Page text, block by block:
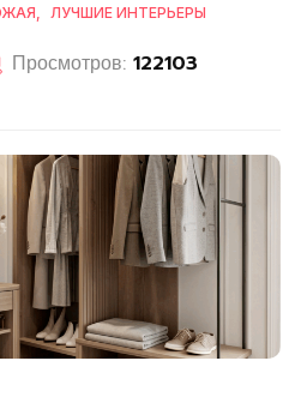
ЛУЧШИЕ ИНТЕРЬЕРЫ
Просмотров: 122103